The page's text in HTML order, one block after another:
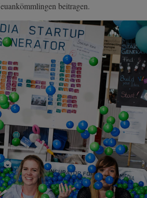
beitragen.